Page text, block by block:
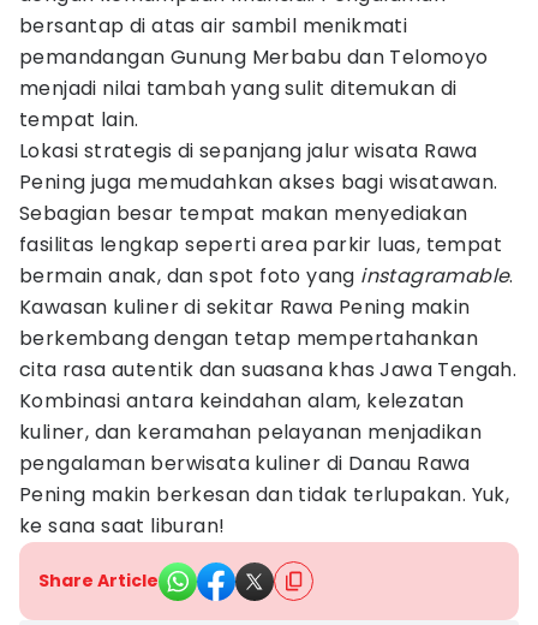
bersantap di atas air sambil menikmati
pemandangan Gunung Merbabu dan Telomoyo
menjadi nilai tambah yang sulit ditemukan di
tempat lain.
Lokasi strategis di sepanjang jalur wisata Rawa
Pening juga memudahkan akses bagi wisatawan.
Sebagian besar tempat makan menyediakan
fasilitas lengkap seperti area parkir luas, tempat
bermain anak, dan spot foto yang instagramable.
Kawasan kuliner di sekitar Rawa Pening makin
berkembang dengan tetap mempertahankan
cita rasa autentik dan suasana khas Jawa Tengah.
Kombinasi antara keindahan alam, kelezatan
kuliner, dan keramahan pelayanan menjadikan
pengalaman berwisata kuliner di Danau Rawa
Pening makin berkesan dan tidak terlupakan. Yuk,
ke sana saat liburan!
Share Article